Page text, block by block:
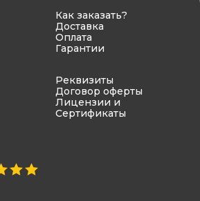
Как заказать?
Доставка
Оплата
Гарантии
Реквизиты
Договор оферты
Лицензии и
Сертификаты